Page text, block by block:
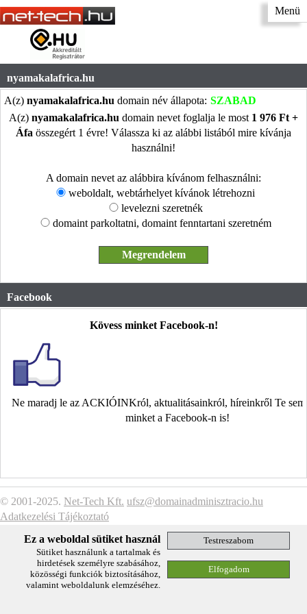
Menü
nyamakalafrica.hu
A(z) nyamakalafrica.hu domain név állapota: SZABAD
A(z) nyamakalafrica.hu domain nevet foglalja le most 1 976 Ft +
Áfa összegért 1 évre! Válassza ki az alábbi listából mire kívánja
használni!
A domain nevet az alábbira kívánom felhasználni:
weboldalt, webtárhelyet kívánok létrehozni
levelezni szeretnék
domaint parkoltatni, domaint fenntartani szeretném
Facebook
Kövess minket Facebook-n!
Ne maradj le az ACKIÓINKról, aktualitásainkról, híreinkről Te
minket a Facebook-n is!
© 2001-2025. Net-Tech Kft. ufsz@domainadminisztracio.hu
Adatkezelési Tájékoztató
Ez a weboldal sütiket használ
Sütiket használunk a tartalmak és
hirdetések személyre szabásához,
közösségi funkciók biztosításához,
valamint weboldalunk elemzéséhez.